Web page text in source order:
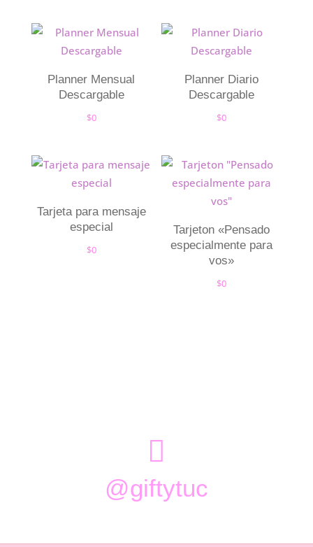
Planner Mensual
Descargable
$0
Planner Diario
Descargable
$0
Tarjeta para mensaje
especial
$0
Tarjeton «Pensado
especialmente para
vos»
$0

@giftytuc